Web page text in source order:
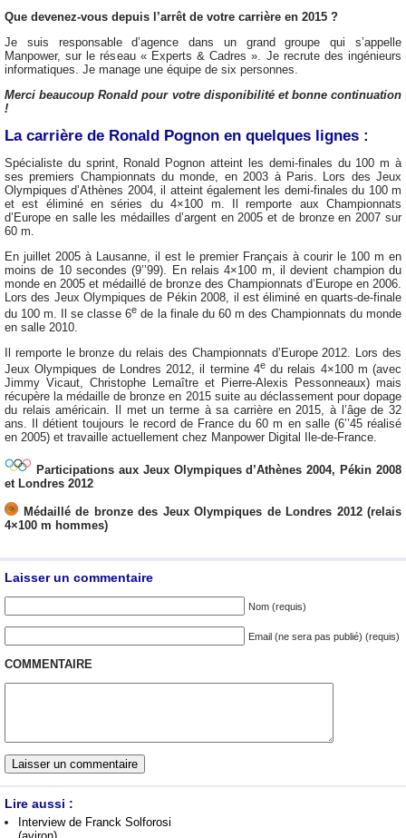
Que devenez-vous depuis l’arrêt de votre carrière en 2015 ?
Je suis responsable d’agence dans un grand groupe qui s’appelle
Manpower, sur le réseau « Experts & Cadres ». Je recrute des ingénieurs
informatiques. Je manage une équipe de six personnes.
Merci beaucoup Ronald pour votre disponibilité et bonne continuation
!
La carrière de Ronald Pognon en quelques lignes :
Spécialiste du sprint, Ronald Pognon atteint les demi-finales du 100 m à
ses premiers Championnats du monde, en 2003 à Paris. Lors des Jeux
Olympiques d’Athènes 2004, il atteint également les demi-finales du 100 m
et est éliminé en séries du 4×100 m. Il remporte aux Championnats
d’Europe en salle les médailles d’argent en 2005 et de bronze en 2007 sur
60 m.
En juillet 2005 à Lausanne, il est le premier Français à courir le 100 m en
moins de 10 secondes (9’’99). En relais 4×100 m, il devient champion du
monde en 2005 et médaillé de bronze des Championnats d’Europe en 2006.
Lors des Jeux Olympiques de Pékin 2008, il est éliminé en quarts-de-finale
du 100 m. Il se classe 6e de la finale du 60 m des Championnats du monde
en salle 2010.
Il remporte le bronze du relais des Championnats d’Europe 2012. Lors des
Jeux Olympiques de Londres 2012, il termine 4edu relais 4×100 m (avec
Jimmy Vicaut, Christophe Lemaître et Pierre-Alexis Pessonneaux) mais
récupère la médaille de bronze en 2015 suite au déclassement pour dopage
du relais américain. Il met un terme à sa carrière en 2015, à l’âge de 32
ans. Il détient toujours le record de France du 60 m en salle (6’’45 réalisé
en 2005) et travaille actuellement chez Manpower Digital Ile-de-France.
Participations aux Jeux Olympiques d’Athènes 2004, Pékin 2008
et Londres 2012
Médaillé de bronze des Jeux Olympiques de Londres 2012 (relais
4×100 m hommes)
Laisser un commentaire
Nom (requis)
Email (ne sera pas publié) (requis)
COMMENTAIRE
Lire aussi :
Interview de Franck Solforosi